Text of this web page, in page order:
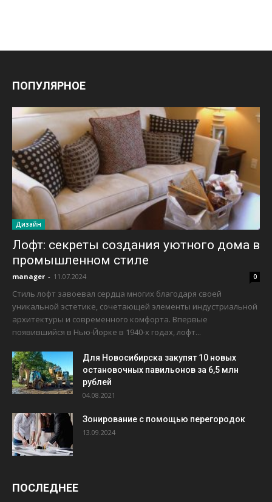
ПОПУЛЯРНОЕ
Дизайн
Лофт: секреты создания уютного дома в
промышленном стиле
manager - 11.07.2024 0
Стиль лофт завоевал сердца многих благодаря своей
уникальной эстетике, сочетающей элементы индустриальной
архитектуры и современного комфорта. Впервые
появившийся в Нью-Йорке в 1940-х годах, лофт...
Для Новосибирска закупят 10 новых
остановочных павильонов за 6,5 млн
рублей
04.08.2021
Зонирование с помощью перегородок
13.09.2024
ПОСЛЕДНЕЕ